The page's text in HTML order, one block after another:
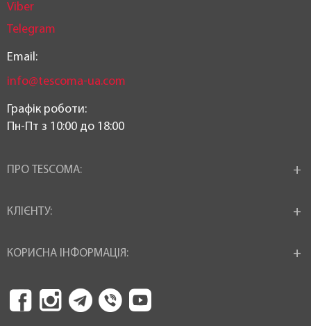
Viber
Telegram
Email:
info@tescoma-ua.com
Графік роботи:
Пн-Пт з 10:00 до 18:00
ПРО TESCOMA:
КЛІЄНТУ:
КОРИСНА ІНФОРМАЦІЯ: